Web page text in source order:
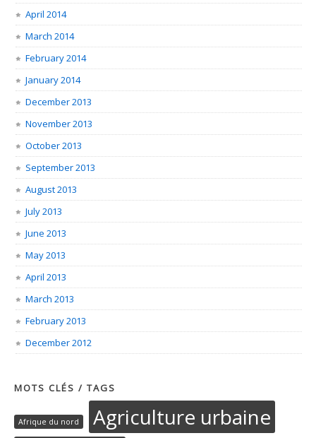
April 2014
March 2014
February 2014
January 2014
December 2013
November 2013
October 2013
September 2013
August 2013
July 2013
June 2013
May 2013
April 2013
March 2013
February 2013
December 2012
MOTS CLÉS / TAGS
Afrique du nord Agriculture urbaine